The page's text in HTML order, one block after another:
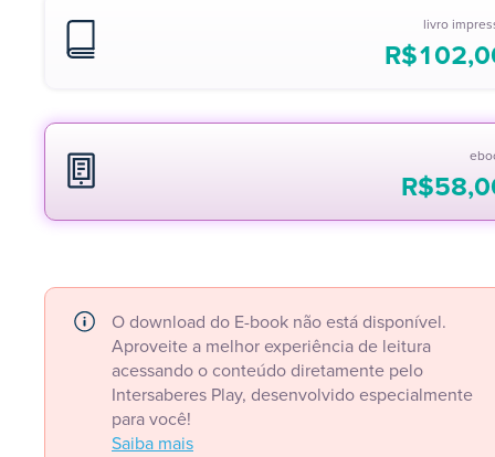
livro
R$
R$
O download do E-book não está disponível.
Aproveite a melhor experiência de leitura
acessando o conteúdo diretamente pelo
Intersaberes Play, desenvolvido especialmente
para você!
Saiba mais